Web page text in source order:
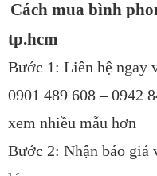
Cách mua bình
tp.hcm
Bước 1: Liên hệ ngay
0901 489 608 – 0942
xem nhiều mẫu hơn
Bước 2: Nhận báo giá